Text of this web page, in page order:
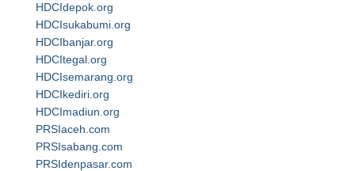
HDCIdepok.org
HDCIsukabumi.org
HDCIbanjar.org
HDCItegal.org
HDCIsemarang.org
HDCIkediri.org
HDCImadiun.org
PRSIaceh.com
PRSIsabang.com
PRSIdenpasar.com